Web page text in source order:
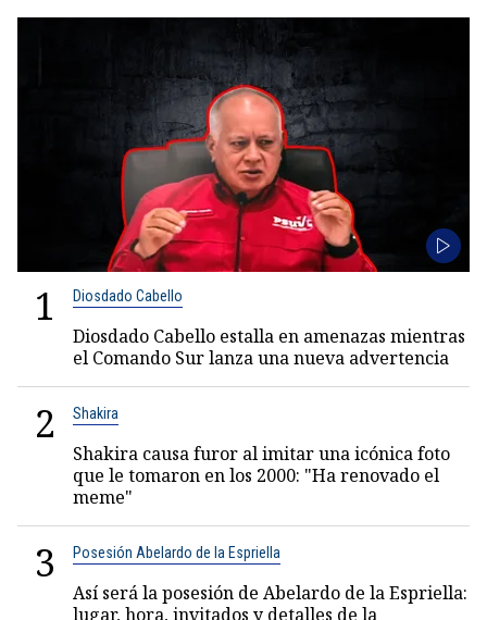
1 Diosdado Cabello
Diosdado Cabello estalla en amenazas mientras
el Comando Sur lanza una nueva advertencia
2 Shakira
Shakira causa furor al imitar una icónica foto
que le tomaron en los 2000: "Ha renovado el
meme"
3 Posesión Abelardo de la Espriella
Así será la posesión de Abelardo de la Espriella:
lugar, hora, invitados y detalles de la